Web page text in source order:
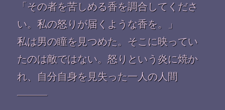
「その者を苦しめる香を調合してくださ
い。私の怒りが届くような香を。」
私は男の瞳を見つめた。そこに映ってい
たのは敵ではない。怒りという炎に焼か
れ、自分自身を見失った一人の人間
———